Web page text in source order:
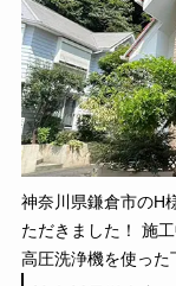
神奈川県鎌倉市のH
ただきました！ 施
高圧洗浄機を使った